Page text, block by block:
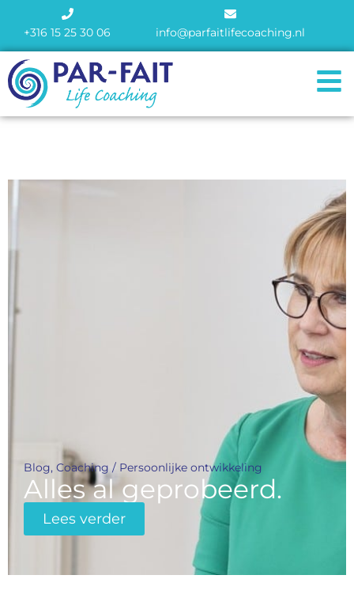
+316 15 25 30 06 info@parfaitlifecoaching.nl
Blog, Coaching / Persoonlijke ontwikkeling
Alles al geprobeerd.
Lees verder